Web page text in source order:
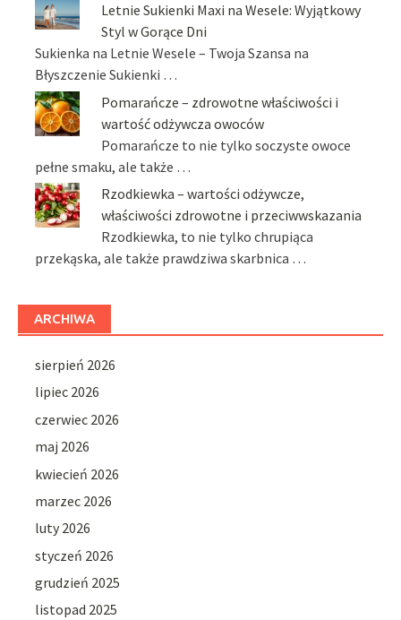
Letnie Sukienki Maxi na Wesele: Wyjątkowy
Styl w Gorące Dni
Sukienka na Letnie Wesele – Twoja Szansa na
Błyszczenie Sukienki …
Pomarańcze – zdrowotne właściwości i
wartość odżywcza owoców
Pomarańcze to nie tylko soczyste owoce
pełne smaku, ale także …
Rzodkiewka – wartości odżywcze,
właściwości zdrowotne i przeciwwskazania
Rzodkiewka, to nie tylko chrupiąca
przekąska, ale także prawdziwa skarbnica …
ARCHIWA
sierpień 2026
lipiec 2026
czerwiec 2026
maj 2026
kwiecień 2026
marzec 2026
luty 2026
styczeń 2026
grudzień 2025
listopad 2025